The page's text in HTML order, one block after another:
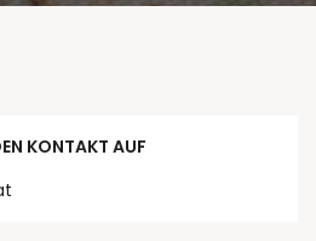
KONTAKT AUF